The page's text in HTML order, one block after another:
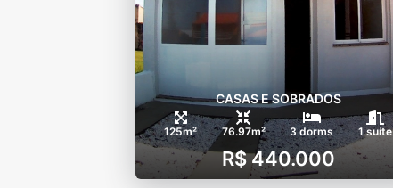
CASAS E SOBRADOS
125m² 76.97m² 3 dorms 1 suíte
R$ 440.000